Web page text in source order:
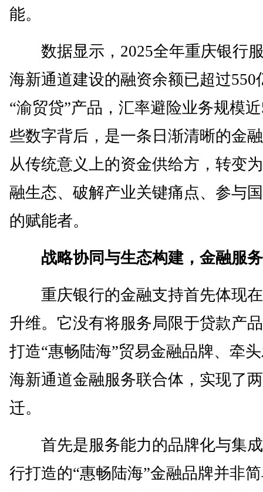
能。
数据显示，2025全年重庆银行
海新通道建设的融资余额已超过550
“渝贸贷”产品，汇率避险业务规模
些数字背后，是一条日渐清晰的金
从传统意义上的资金供给方，转变
融生态、破解产业关键痛点、参与
的赋能者。
战略协同与生态构建，金融服
重庆银行的金融支持首先体现在
升维。它没有将服务局限于贷款产
打造“惠畅陆海”贸易金融品牌、牵
海新通道金融服务联合体，实现了
迁。
首先是服务能力的品牌化与集成
行打造的“惠畅陆海”金融品牌并非